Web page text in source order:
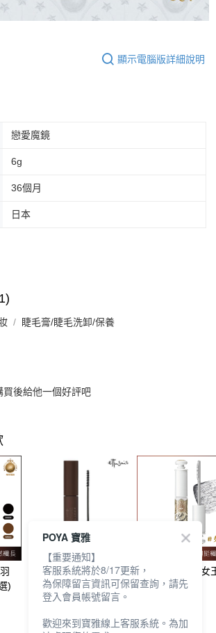
顯示電腦版詳細說明
戀愛魔鏡
6g
36個月
日本
睫毛膏/睫毛洗卸/保養
後給他一個好評吧
)
艾杜紗 魔束捲翹睫毛
膏02勃根地咖 6g
NT$324
戀愛魔鏡 極緻女
挺睫毛底膏 6g
POYA 寶雅
【重要通知】
客服系統將於8/17更新，
為保障留言資訊可保留查詢，請先
登入會員帳號留言。
歡迎來到寶雅線上客服系統。為加